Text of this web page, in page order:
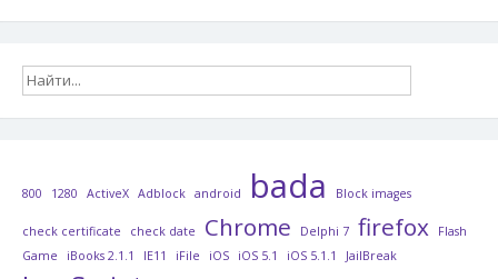
800 1280 ActiveX Adblock android bada Block images
check certificate check date Chrome Delphi 7 firefox
Flash
Game
iBooks 2.1.1 IE11 iFile iOS iOS 5.1 iOS 5.1.1 JailBreak